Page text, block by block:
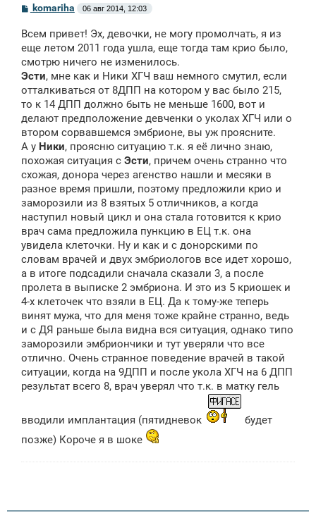
С
о
б
щ
н
и
komariha 06 авг 2014, 12:03
Всем привет! Эх, девочки, не могу промолчать, я из
еще летом 2011 года ушла, еще тогда там крио было,
смотрю ничего не изменилось.
Эсти, мне как и Ники ХГЧ ваш немного смутил, если
отталкиваться от 8ДПП на котором у вас было 215,
то к 14 ДПП должно быть не меньше 1600, вот и
делают предположение девченки о уколах ХГЧ или о
втором сорвавшемся эмбрионе, вы уж проясните.
А у Ники, проясню ситуацию т.к. я её лично знаю,
похожая ситуация с Эсти, причем очень странно что
схожая, донора через агенство нашли и месяки в
разное время пришли, поэтому предложили крио и
заморозили из 8 взятых 5 отличников, а когда
наступил новый цикл и она стала готовится к крио
врач сама предложила пункцию в ЕЦ т.к. она
увидела клеточки. Ну и как и с донорскими по
словам врачей и двух эмбриологов все идет хорошо,
а в итоге подсадили сначала сказали 3, а после
пролета в выписке 2 эмбриона. И это из 5 криошек и
4-х клеточек что взяли в ЕЦ. Да к тому-же теперь
винят мужа, что для меня тоже крайне странно, ведь
и с ДЯ раньше была видна вся ситуация, однако типо
заморозили эмбриончики и тут уверяли что все
отлично. Очень странное поведение врачей в такой
ситуации, когда на 9ДПП и после укола ХГЧ на 6 ДПП
результат всего 8, врач уверял что т.к. в матку гель
вводили имплантация (пятидневок
будет
позже) Короче я в шоке